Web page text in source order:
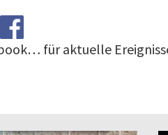
für aktuelle